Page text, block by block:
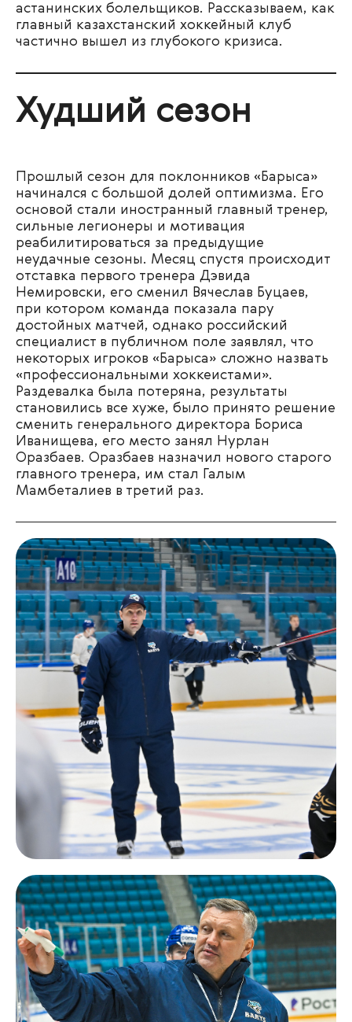
астанинских болельщиков. Рассказываем, как
главный казахстанский хоккейный клуб
частично вышел из глубокого кризиса.
Худший сезон
Прошлый сезон для поклонников «Барыса»
начинался с большой долей оптимизма. Его
основой стали иностранный главный тренер,
сильные легионеры и мотивация
реабилитироваться за предыдущие
неудачные сезоны. Месяц спустя происходит
отставка первого тренера Дэвида
Немировски, его сменил Вячеслав Буцаев,
при котором команда показала пару
достойных матчей, однако российский
специалист в публичном поле заявлял, что
некоторых игроков «Барыса» сложно назвать
«профессиональными хоккеистами».
Раздевалка была потеряна, результаты
становились все хуже, было принято решение
сменить генерального директора Бориса
Иванищева, его место занял Нурлан
Оразбаев. Оразбаев назначил нового старого
главного тренера, им стал Галым
Мамбеталиев в третий раз.